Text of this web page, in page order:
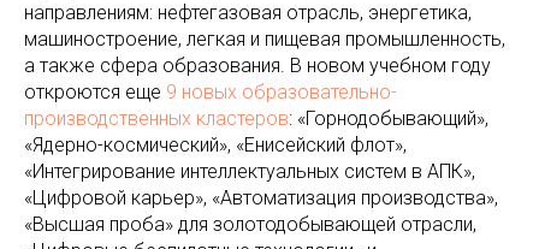
направлениям: нефтегазовая отрасль, энергетика,
машиностроение, легкая и пищевая промышленность,
а также сфера образования. В новом учебном году
откроются еще 9 новых образовательно-
производственных кластеров: «Горнодобывающий»,
«Ядерно-космический», «Енисейский флот»,
«Интегрирование интеллектуальных систем в АПК»,
«Цифровой карьер», «Автоматизация производства»,
«Высшая проба» для золотодобывающей отрасли,